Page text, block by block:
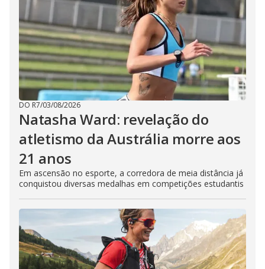
DO R7/03/08/2026
Natasha Ward: revelação do
atletismo da Austrália morre aos
21 anos
Em ascensão no esporte, a corredora de meia distância já
conquistou diversas medalhas em competições estudantis